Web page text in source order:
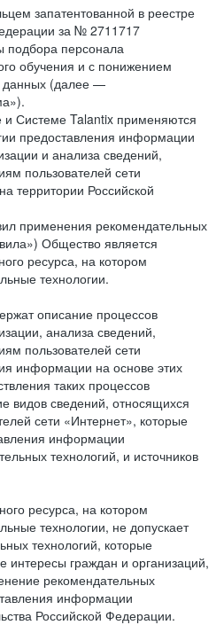
запатентованной в реестре
за № 2711717
подбора персонала
обучения и с понижением
данных (далее —
и Системе Talantix применяются
предоставления информации
и анализа сведений,
пользователей сети
территории Российской
применения рекомендательных
Общество является
ресурса, на котором
технологии.
описание процессов
анализа сведений,
пользователей сети
информации на основе этих
таких процессов
видов сведений, относящихся
сети «Интернет», которые
информации
технологий, и источников
ресурса, на котором
технологии, не допускает
технологий, которые
интересы граждан и организаций,
рекомендательных
информации
Российской Федерации.